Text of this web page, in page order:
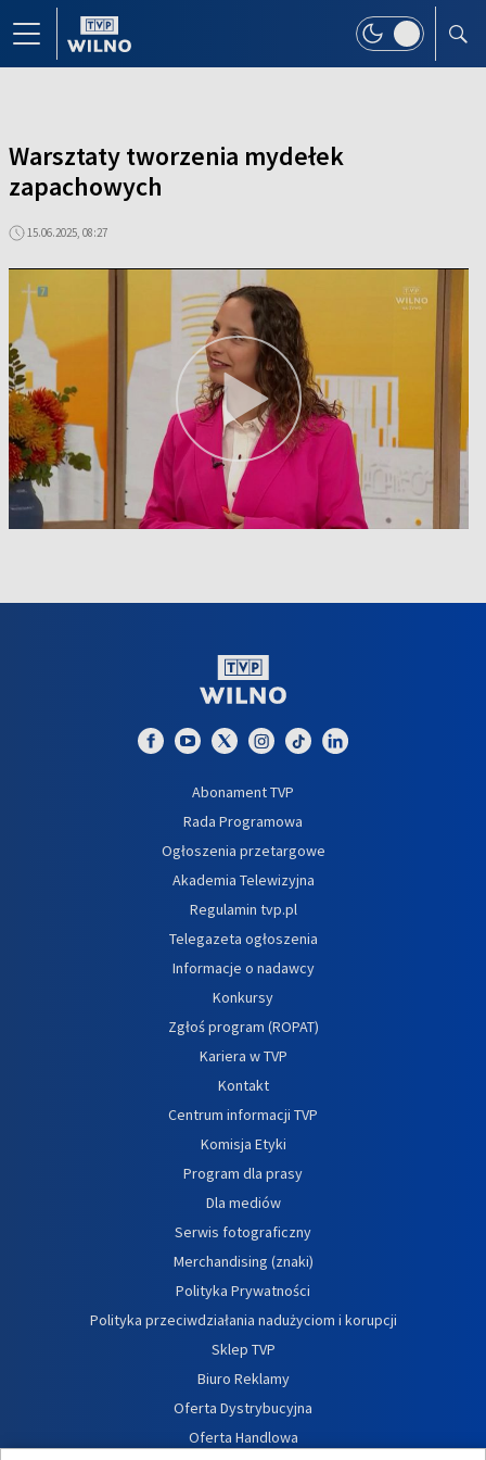
Warsztaty tworzenia mydełek
zapachowych
15.06.2025, 08:27
Abonament TVP
Rada Programowa
Ogłoszenia przetargowe
Akademia Telewizyjna
Regulamin tvp.pl
Telegazeta ogłoszenia
Informacje o nadawcy
Konkursy
Zgłoś program (ROPAT)
Kariera w TVP
Kontakt
Centrum informacji TVP
Komisja Etyki
Program dla prasy
Dla mediów
Serwis fotograficzny
Merchandising (znaki)
Polityka Prywatności
Polityka przeciwdziałania nadużyciom i korupcji
Sklep TVP
Biuro Reklamy
Oferta Dystrybucyjna
Oferta Handlowa